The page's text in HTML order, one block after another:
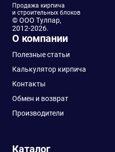
Продажа кирпича
и строительных блоков
© ООО Тулпар,
2012-2026.
О компании
Полезные статьи
Калькулятор кирпича
Контакты
Обмен и возврат
Производители
Каталог